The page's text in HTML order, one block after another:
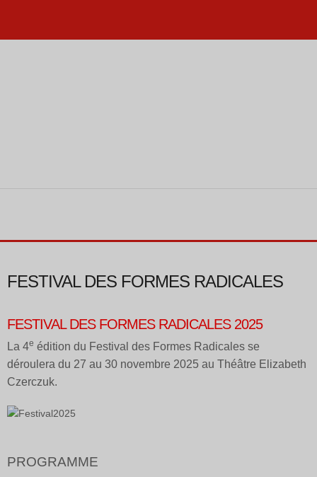
FESTIVAL DES FORMES RADICALES
FESTIVAL DES FORMES RADICALES 2025
La 4e édition du Festival des Formes Radicales se
déroulera du 27 au 30 novembre 2025 au Théâtre Elizabeth
Czerczuk.
PROGRAMME